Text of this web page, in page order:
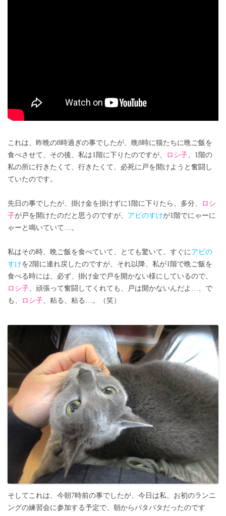
これは、昨晩の8時過ぎの事でしたが、晩8時に猫たちに晩ご飯を
食べさせて、その後、私は1階に下りたのですが、
ロシ子、1階の
私の所に行きたくて、行きたくて、必死に戸を開けようと奮闘し
ていたのです。
先日の事でしたが、掛け金を掛けずに1階に下りたら、多分、
ロシ
子が戸を開けたのだと思うのですが、 アビのすけが1階でにゃーに
ゃーと鳴いていて…。
私はその時、晩ご飯を食べていて、とても驚いて、すぐにアビの
すけを2階に連れ戻したのですが、それ以降、私が1階で晩ご飯を
食べる時には、必ず、掛け金で戸を開かない様にしているので、
ロシ子、頑張って奮闘してくれても、戸は開かないんだよ…、で
も、
ロシ子、粘る、粘る…。（笑）
そしてこれは、今朝7時前の事でしたが、今日は私、お初のランニ
ングの練習会に参加する予定で、朝からバタバタだったのです